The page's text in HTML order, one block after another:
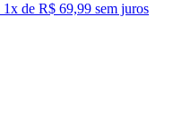
1x de R$ 69,99 sem juros